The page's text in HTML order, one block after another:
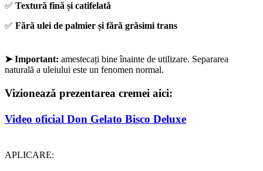
✅ Textură fină și catifelată
✅ Fără ulei de palmier și fără grăsimi trans
➤ Important: amestecați bine înainte de utilizare. Separarea
naturală a uleiului este un fenomen normal.
Vizionează prezentarea cremei aici:
Video oficial Don Gelato Bisco Deluxe
APLICARE: